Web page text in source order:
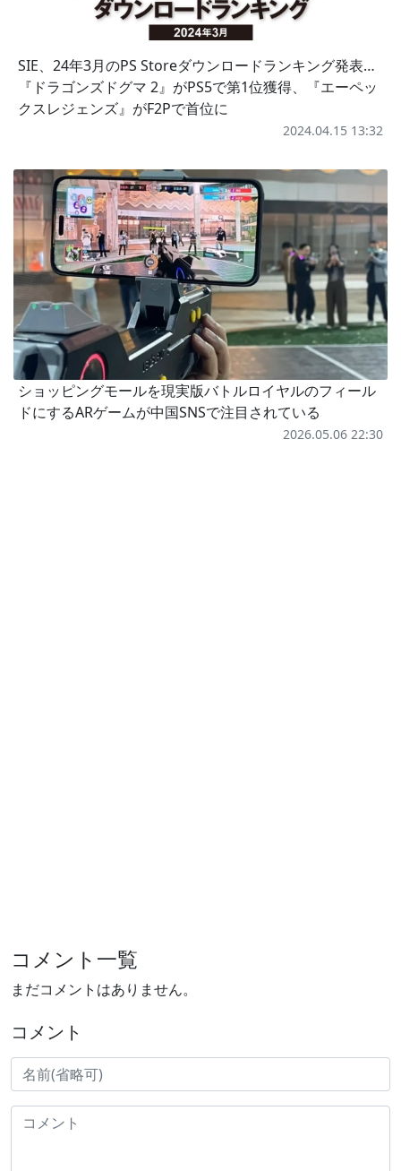
SIE、24年3月のPS Storeダウンロードランキング発表…
『ドラゴンズドグマ 2』がPS5で第1位獲得、『エーペッ
クスレジェンズ』がF2Pで首位に
2024.04.15 13:32
ショッピングモールを現実版バトルロイヤルのフィール
ドにするARゲームが中国SNSで注目されている
2026.05.06 22:30
コメント一覧
まだコメントはありません。
コメント